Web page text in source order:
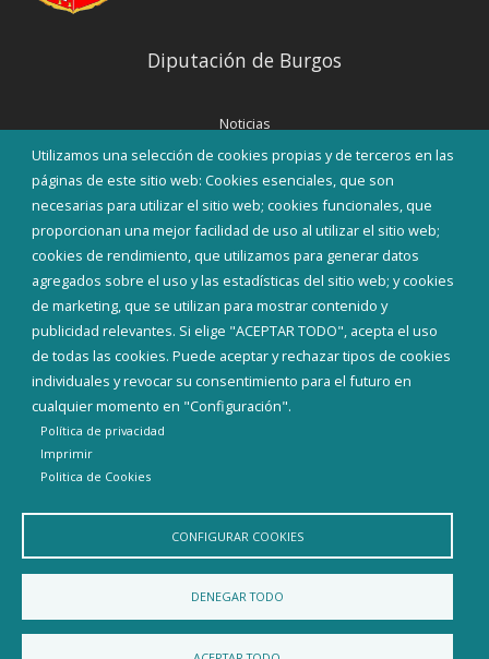
Utilizamos una selección de cookies propias y de terceros en las
páginas de este sitio web: Cookies esenciales, que son
necesarias para utilizar el sitio web; cookies funcionales, que
proporcionan una mejor facilidad de uso al utilizar el sitio web;
cookies de rendimiento, que utilizamos para generar datos
agregados sobre el uso y las estadísticas del sitio web; y cookies
de marketing, que se utilizan para mostrar contenido y
publicidad relevantes. Si elige "ACEPTAR TODO", acepta el uso
de todas las cookies. Puede aceptar y rechazar tipos de cookies
individuales y revocar su consentimiento para el futuro en
cualquier momento en "Configuración".
Política de privacidad
Imprimir
Politica de Cookies
CONFIGURAR COOKIES
DENEGAR TODO
Diputación de Burgos
Noticias
Eventos
Corporación Municipal
Teléfonos de interés
INICIAR SESIÓN
MAPA WEB